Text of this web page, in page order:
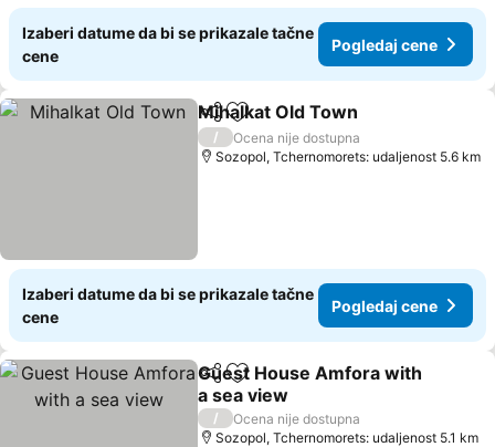
Izaberi datume da bi se prikazale tačne
cene
Pogledaj cene
Deli Dodati u favorite
Mihalkat Old Town
/
Ocena nije dostupna
Sozopol, Tchernomorets: udaljenost 5.6 km
Izaberi datume da bi se prikazale tačne
cene
Pogledaj cene
Deli Dodati u favorite
Guest House Amfora with
a sea view
Pogledaj cene
/
Ocena nije dostupna
Sozopol, Tchernomorets: udaljenost 5.1 km